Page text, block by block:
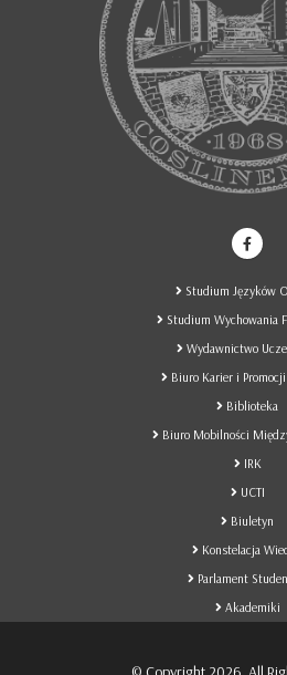
Studium Języków
Studium Wychowania
Wydawnictwo
Biuro Karier i
Biblioteka
Biuro Mobilności
IRK
UCTI
Biuletyn
Konstelacja
Parlament
Akademiki